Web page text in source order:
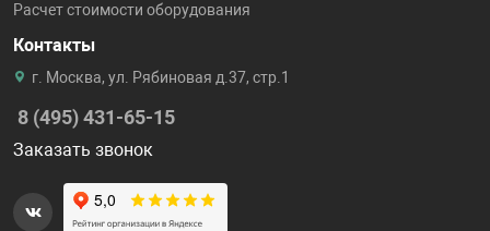
Расчет стоимости оборудования
Контакты
г. Москва, ул. Рябиновая д.37, стр.1
8 (495) 431-65-15
Заказать звонок